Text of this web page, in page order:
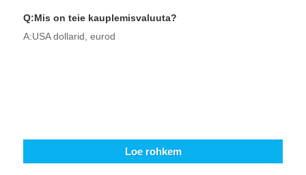
Q:Mis on teie kauplemisvaluuta?
A:USA dollarid, eurod
Loe rohkem